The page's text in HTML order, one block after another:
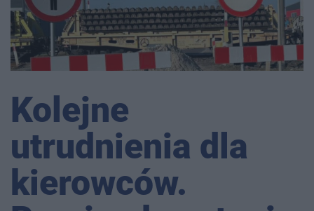
Kolejne
utrudnienia dla
kierowców.